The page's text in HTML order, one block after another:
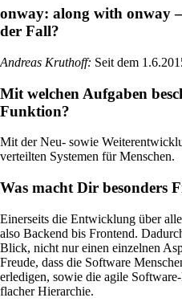
sicheren und
Geräte im
Individuelle und
Internet of Things
Das Internet der
Welt – unsere
einen
onway: along with onway
der Fall?
Andreas Kruthoff: Seit dem
Mit welchen Aufgaben
Funktion?
Mit der Neu- sowie
verteilten Systemen für Menschen.
Was macht Dir besonders
Einerseits die Entwicklung über
also Backend bis Frontend.
Blick, nicht nur einen einzelnen
Freude, dass die Software
erledigen, sowie die agile
flacher Hierarchie.